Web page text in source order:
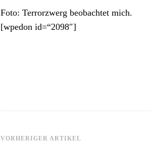
Foto: Terrorzwerg beobachtet mich.
[wpedon id=“2098″]
VORHERIGER ARTIKEL